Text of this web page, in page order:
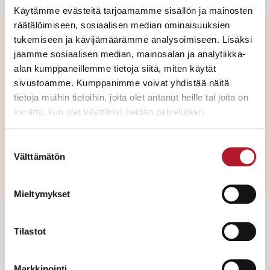
Käytämme evästeitä tarjoamamme sisällön ja mainosten
räätälöimiseen, sosiaalisen median ominaisuuksien
tukemiseen ja kävijämäärämme analysoimiseen. Lisäksi
jaamme sosiaalisen median, mainosalan ja analytiikka-
alan kumppaneillemme tietoja siitä, miten käytät
sivustoamme. Kumppanimme voivat yhdistää näitä
tietoja muihin tietoihin, joita olet antanut heille tai joita on
kerätty, kun olet käyttänyt heidän palvelujaan.
valinta
Välttämätön
Mieltymykset
Tilastot
Muutoksia Helanderin palveluiden
hinnoittelussa
Arvonlisäveron nousu heijastuu myös Helanderin
palveluhinnastoon, sillä alv:n 1,5 prosenttiyksikön
korotuksen myötä joudumme myös hieman nostamaan
Mikäli siis olet suunnittelemassa huutokaupassa
ostamista tai myymistä, huomioithan, että elokuun
2024 loppuun mennessä noudettuun ostokseen tai